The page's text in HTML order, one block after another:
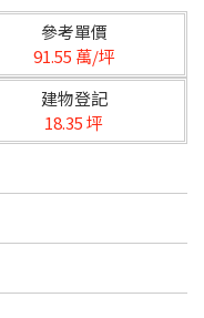
參考單價
91.55 萬/坪
建物登記
18.35 坪